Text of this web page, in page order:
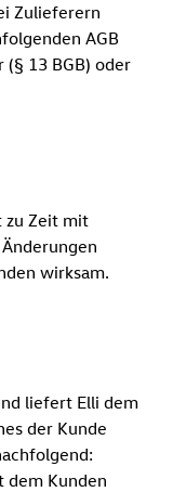
Zulieferern
AGB
13 BGB) oder
zu Zeit mit
wirksam.
liefert Elli dem
der Kunde
dem Kunden